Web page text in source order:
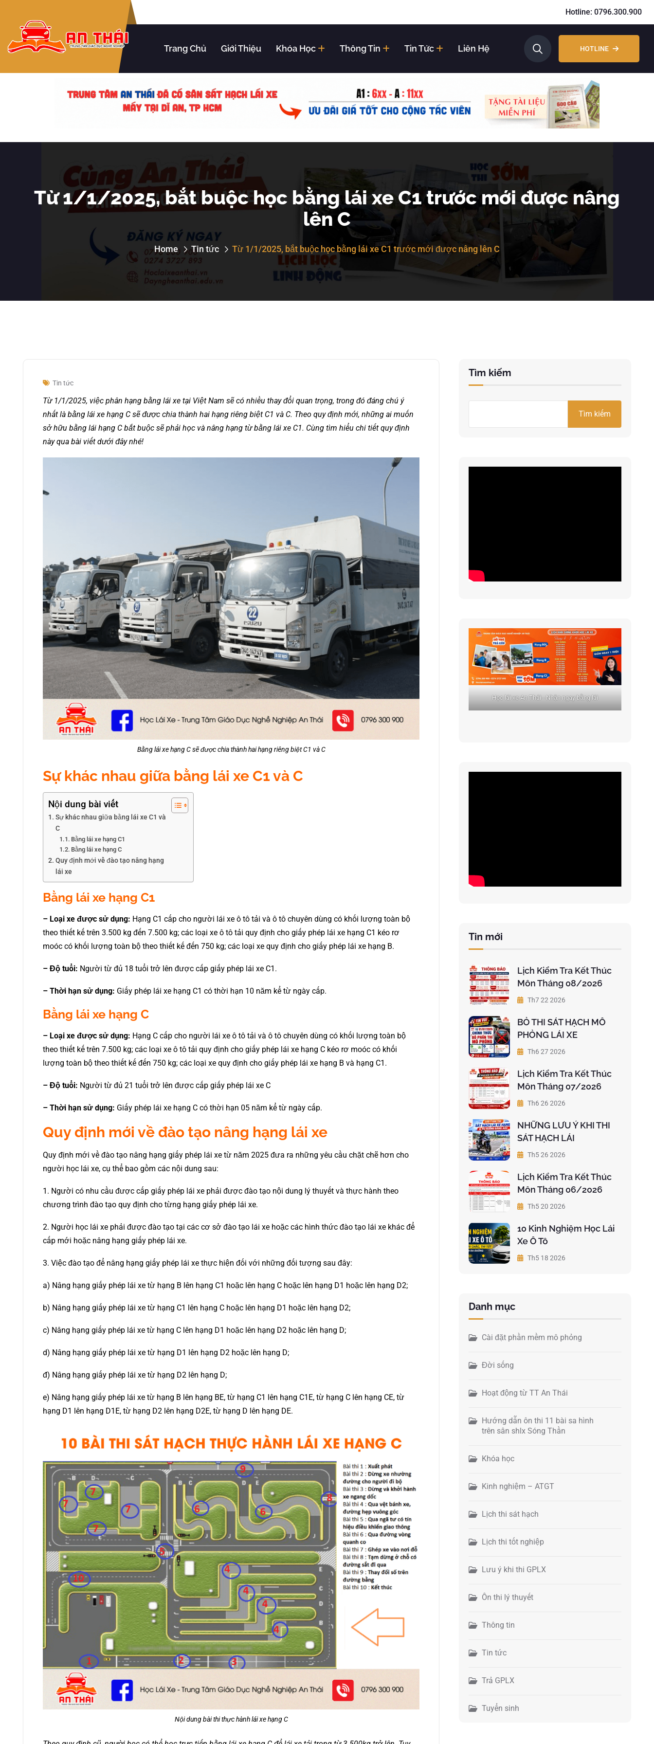
Hotline: 0796.300.900
Trang Chủ Giới Thiệu Khóa Học Thông Tin Tin Tức Liên Hệ HOTLINE
Từ 1/1/2025, bắt buộc học bằng lái xe C1 trước mới được nâng
lên C
Home Tin tức Từ 1/1/2025, bắt buộc học bằng lái xe C1 trước mới được nâng lên C
Tin tức
Từ 1/1/2025, việc phân hạng bằng lái xe tại Việt Nam sẽ có nhiều thay đổi quan trọng, trong đó đáng chú ý
nhất là bằng lái xe hạng C sẽ được chia thành hai hạng riêng biệt C1 và C. Theo quy định mới, những ai muốn
sở hữu bằng lái hạng C bắt buộc sẽ phải học và nâng hạng từ bằng lái xe C1. Cùng tìm hiểu chi tiết quy định
này qua bài viết dưới đây nhé!
Bằng lái xe hạng C sẽ được chia thành hai hạng riêng biệt C1 và C
Sự khác nhau giữa bằng lái xe C1 và C
Nội dung bài viết
Sự khác nhau giữa bằng lái xe C1 và
C
Bằng lái xe hạng C1
Bằng lái xe hạng C
Quy định mới về đào tạo nâng hạng
lái xe
Bằng lái xe hạng C1
– Loại xe được sử dụng: Hạng C1 cấp cho người lái xe ô tô tải và ô tô chuyên dùng có khối lượng toàn bộ
theo thiết kế trên 3.500 kg đến 7.500 kg; các loại xe ô tô tải quy định cho giấy phép lái xe hạng C1 kéo rơ
moóc có khối lượng toàn bộ theo thiết kế đến 750 kg; các loại xe quy định cho giấy phép lái xe hạng B.
– Độ tuổi: Người từ đủ 18 tuổi trở lên được cấp giấy phép lái xe C1.
– Thời hạn sử dụng: Giấy phép lái xe hạng C1 có thời hạn 10 năm kể từ ngày cấp.
Bằng lái xe hạng C
– Loại xe được sử dụng: Hạng C cấp cho người lái xe ô tô tải và ô tô chuyên dùng có khối lượng toàn bộ
theo thiết kế trên 7.500 kg; các loại xe ô tô tải quy định cho giấy phép lái xe hạng C kéo rơ moóc có khối
lượng toàn bộ theo thiết kế đến 750 kg; các loại xe quy định cho giấy phép lái xe hạng B và hạng C1.
– Độ tuổi: Người từ đủ 21 tuổi trở lên được cấp giấy phép lái xe C
– Thời hạn sử dụng: Giấy phép lái xe hạng C có thời hạn 05 năm kể từ ngày cấp.
Quy định mới về đào tạo nâng hạng lái xe
Quy định mới về đào tạo nâng hạng giấy phép lái xe từ năm 2025 đưa ra những yêu cầu chặt chẽ hơn cho
người học lái xe, cụ thể bao gồm các nội dung sau:
1. Người có nhu cầu được cấp giấy phép lái xe phải được đào tạo nội dung lý thuyết và thực hành theo
chương trình đào tạo quy định cho từng hạng giấy phép lái xe.
2. Người học lái xe phải được đào tạo tại các cơ sở đào tạo lái xe hoặc các hình thức đào tạo lái xe khác để
cấp mới hoặc nâng hạng giấy phép lái xe.
3. Việc đào tạo để nâng hạng giấy phép lái xe thực hiện đối với những đối tượng sau đây:
a) Nâng hạng giấy phép lái xe từ hạng B lên hạng C1 hoặc lên hạng C hoặc lên hạng D1 hoặc lên hạng D2;
b) Nâng hạng giấy phép lái xe từ hạng C1 lên hạng C hoặc lên hạng D1 hoặc lên hạng D2;
c) Nâng hạng giấy phép lái xe từ hạng C lên hạng D1 hoặc lên hạng D2 hoặc lên hạng D;
d) Nâng hạng giấy phép lái xe từ hạng D1 lên hạng D2 hoặc lên hạng D;
đ) Nâng hạng giấy phép lái xe từ hạng D2 lên hạng D;
e) Nâng hạng giấy phép lái xe từ hạng B lên hạng BE, từ hạng C1 lên hạng C1E, từ hạng C lên hạng CE, từ
hạng D1 lên hạng D1E, từ hạng D2 lên hạng D2E, từ hạng D lên hạng DE.
Nội dung bài thi thực hành lái xe hạng C
Tìm kiếm
Tìm kiếm
Học lái xe An Thái - Nhận ngay bằng lái
Tin mới
Lịch Kiểm Tra Kết Thúc
Môn Tháng 08/2026
Th7 22 2026
BỎ THI SÁT HẠCH MÔ
PHỎNG LÁI XE
Th6 27 2026
Lịch Kiểm Tra Kết Thúc
Môn Tháng 07/2026
Th6 26 2026
NHỮNG LƯU Ý KHI THI
SÁT HẠCH LÁI
Th5 26 2026
Lịch Kiểm Tra Kết Thúc
Môn Tháng 06/2026
Th5 20 2026
10 Kinh Nghiệm Học Lái
Xe Ô Tô
Th5 18 2026
Danh mục
Cài đặt phần mềm mô phỏng
Đời sống
Hoạt động từ TT An Thái
Hướng dẫn ôn thi 11 bài sa hình
trên sân shlx Sóng Thần
Khóa học
Kinh nghiệm – ATGT
Lịch thi sát hạch
Lịch thi tốt nghiệp
Lưu ý khi thi GPLX
Ôn thi lý thuyết
Thông tin
Tin tức
Trả GPLX
Tuyển sinh